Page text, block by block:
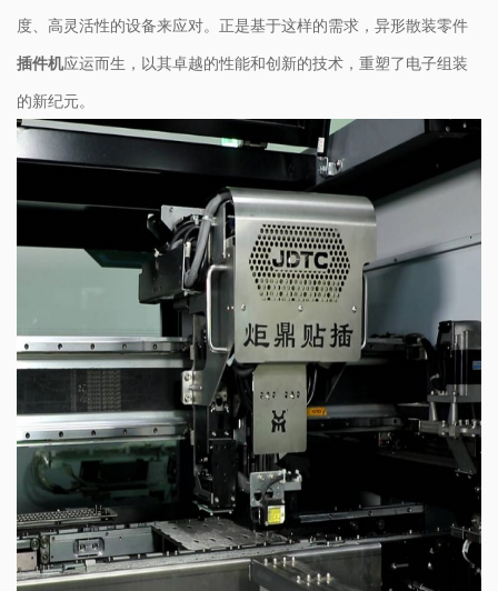
度、高灵活性的设备来应对。正是基于这样的需求，异形散装零件
插件机应运而生，以其卓越的性能和创新的技术，重塑了电子组装
的新纪元。